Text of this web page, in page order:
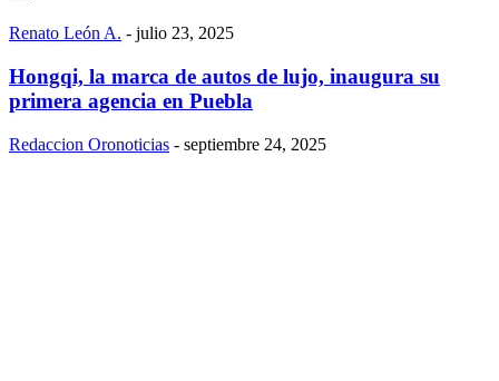
Renato León A. - julio 23, 2025
Hongqi, la marca de autos de lujo, inaugura su
primera agencia en Puebla
Redaccion Oronoticias - septiembre 24, 2025